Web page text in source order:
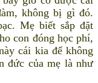
không bị gì đó.
Mẹ biết sắp đặt
con đóng học phí,
cái kia để không
đức của mẹ là như